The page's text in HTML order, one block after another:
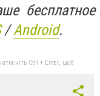
бесплатное
/Android.
Ctrl + Enter, щоб